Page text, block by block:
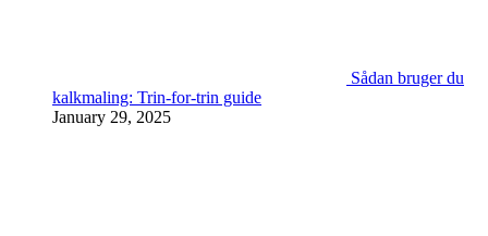
Sådan bruger du
kalkmaling: Trin-for-trin guide
January 29, 2025